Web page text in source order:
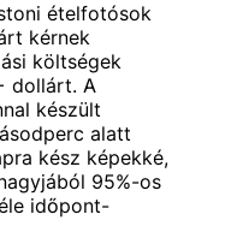
ételfotósok
kérnek
költségek
dollárt. A
készült
alatt
kész képekké,
95%-os
időpont-